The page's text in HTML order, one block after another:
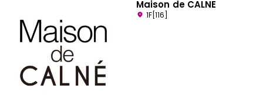
Maison de CALNE
1F[116]